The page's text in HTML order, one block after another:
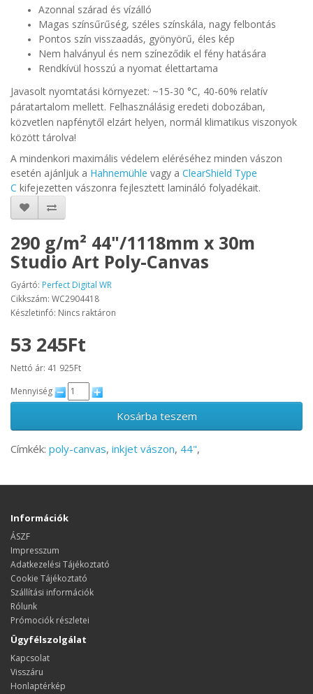
Azonnal szárad és vízálló
Magas színsűrűség, széles színskála, nagy felbontás
Pontos szín visszaadás, gyönyörű, éles kép
Nem halványul és nem színeződik el fény hatására
Rendkívül hosszú a nyomat élettartama
Javasolt nyomtatási környezet: ~15-30 °C, 40-60% relatív
páratartalom mellett. Felhasználásig eredeti dobozában,
közvetlen napfénytől elzárt helyen, normál klimatikus viszonyok
között tárolva!
A mindenkori maximális védelem eléréséhez minden vászon
esetén ajánljuk a Hahnemühle vagy a ClearShield Type
C kifejezetten vászonra fejlesztett lamináló folyadékait.
290 g/m² 44"/1118mm x 30m
Studio Art Poly-Canvas
Gyártó: Perfect Digital WR
Cikkszám: WC2904418
Készletinfó: Nincs raktáron
53 245Ft
Nettó ár: 41 925Ft
Mennyiség
Kosárba teszem
Címkék: poly-canvas, inkjet vászon, 44",
Információk
ÁSZF
Impresszum
Adatkezelési Tájékoztató
Cookie Tájékoztató
Szállítási információk
Rólunk
Prómociók részletei
Ügyfélszolgálat
Kapcsolat
Visszáru
Honlaptérkép